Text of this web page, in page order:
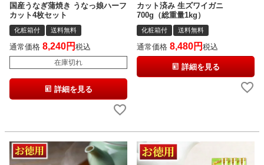
国産うなぎ蒲焼き うなっ娘ハーフ
カット4枚セット
化粧箱付 送料無料
通常価格 8,240 税込
在庫切れ
詳細を見る
カット済み 生ズワイガニ
700g（総重量1kg）
化粧箱付 送料無料
通常価格 8,480 税込
詳細を見る